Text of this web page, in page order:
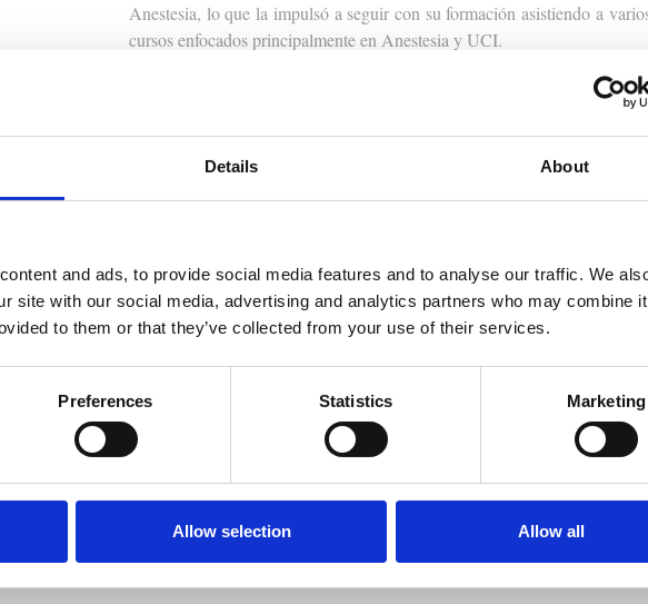
Details About
and ads, to provide social media features and to analyse our traffic. We
site with our social media, advertising and analytics partners who may combine
to them or that they’ve collected from your use of their services.
Preferences Statistics Marketing
Allow selection Allow all
Anestesia, lo que la impulsó a seguir con su formación asistiendo a
cursos enfocados principalmente en Anestesia y UCI.
Tras completar un Internado general en un hospital veterinario de
Valencia, en 2015 se incorporó al equipo de Aúna especialidades
interna de anestesia. Desde entonces continua en Aúna, ahora como
Forma parte de la Sociedad Española de Anestesia y Analgesia
de la Asociación de Veterinarios Españoles Especialistas en
(AVEPA). Ha asistido a talleres, cursos y congresos, realizando
participando como ponente dentro el grupo Evidensia, así como en otros